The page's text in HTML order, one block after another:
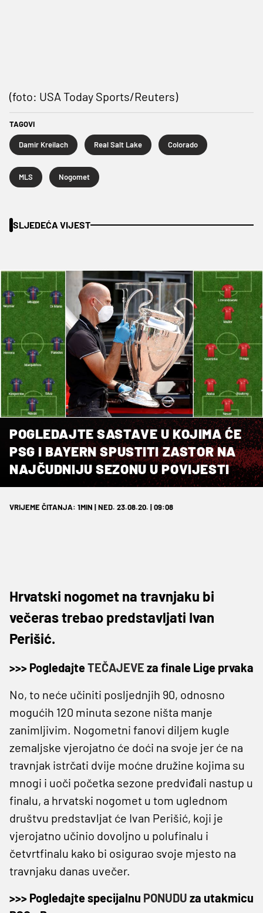
(foto: USA Today Sports/Reuters)
TAGOVI
Damir Kreilach Real Salt Lake Colorado
MLS Nogomet
SLJEDEĆA VIJEST
POGLEDAJTE SASTAVE U KOJIMA ĆE
PSG I BAYERN SPUSTITI ZASTOR NA
NAJČUDNIJU SEZONU U POVIJESTI
VRIJEME ČITANJA: 1MIN | NED. 23.08.20. | 09:08
Hrvatski nogomet na travnjaku bi
večeras trebao predstavljati Ivan
Perišić.
>>> PogledajteTEČAJEVE za finale Lige prvaka
No, to neće učiniti posljednjih 90, odnosno
mogućih 120 minuta sezone ništa manje
zanimljivim. Nogometni fanovi diljem kugle
zemaljske vjerojatno će doći na svoje jer će na
travnjak istrčati dvije moćne družine kojima su
mnogi i uoči početka sezone predviđali nastup u
finalu, a hrvatski nogomet u tom uglednom
društvu predstavljat će Ivan Perišić, koji je
vjerojatno učinio dovoljno u polufinalu i
četvrtfinalu kako bi osigurao svoje mjesto na
travnjaku danas uvečer.
>>> Pogledajte specijalnu PONUDU za utakmicu